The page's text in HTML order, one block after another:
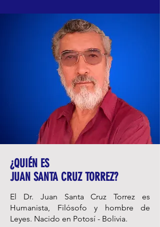
¿QUIÉN ES
JUAN SANTA CRUZ TORREZ?
El Dr. Juan Santa Cruz Torrez es
Humanista, Filósofo y hombre de
Leyes. Nacido en Potosí - Bolivia.